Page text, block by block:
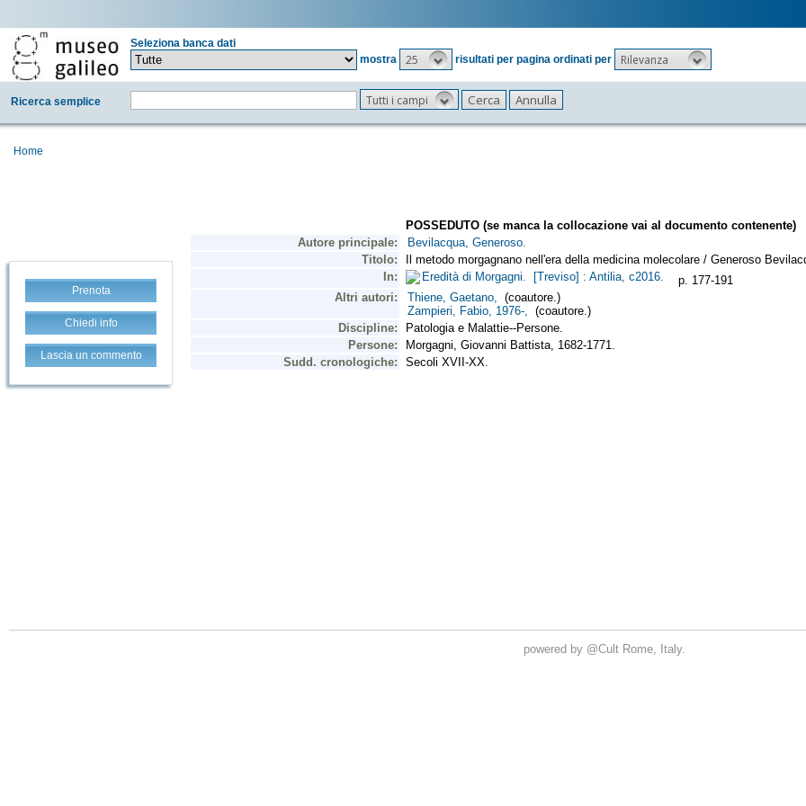
Seleziona banca dati
mostra
25 risultati per pagina ordinati per Rilevanza
Ricerca semplice Tutti i campi
Home
Prenota
Chiedi info
Lascia un commento
powered by @Cult Rome, Italy.